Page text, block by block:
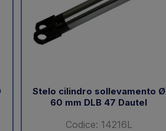
Stelo cilindro sollevamento Ø
60 mm DLB 47 Dautel
Codice: 14216L